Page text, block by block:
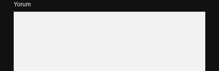
Yorum